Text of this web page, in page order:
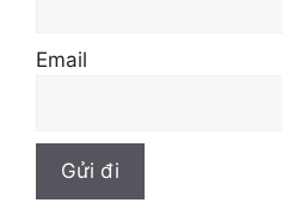
Email